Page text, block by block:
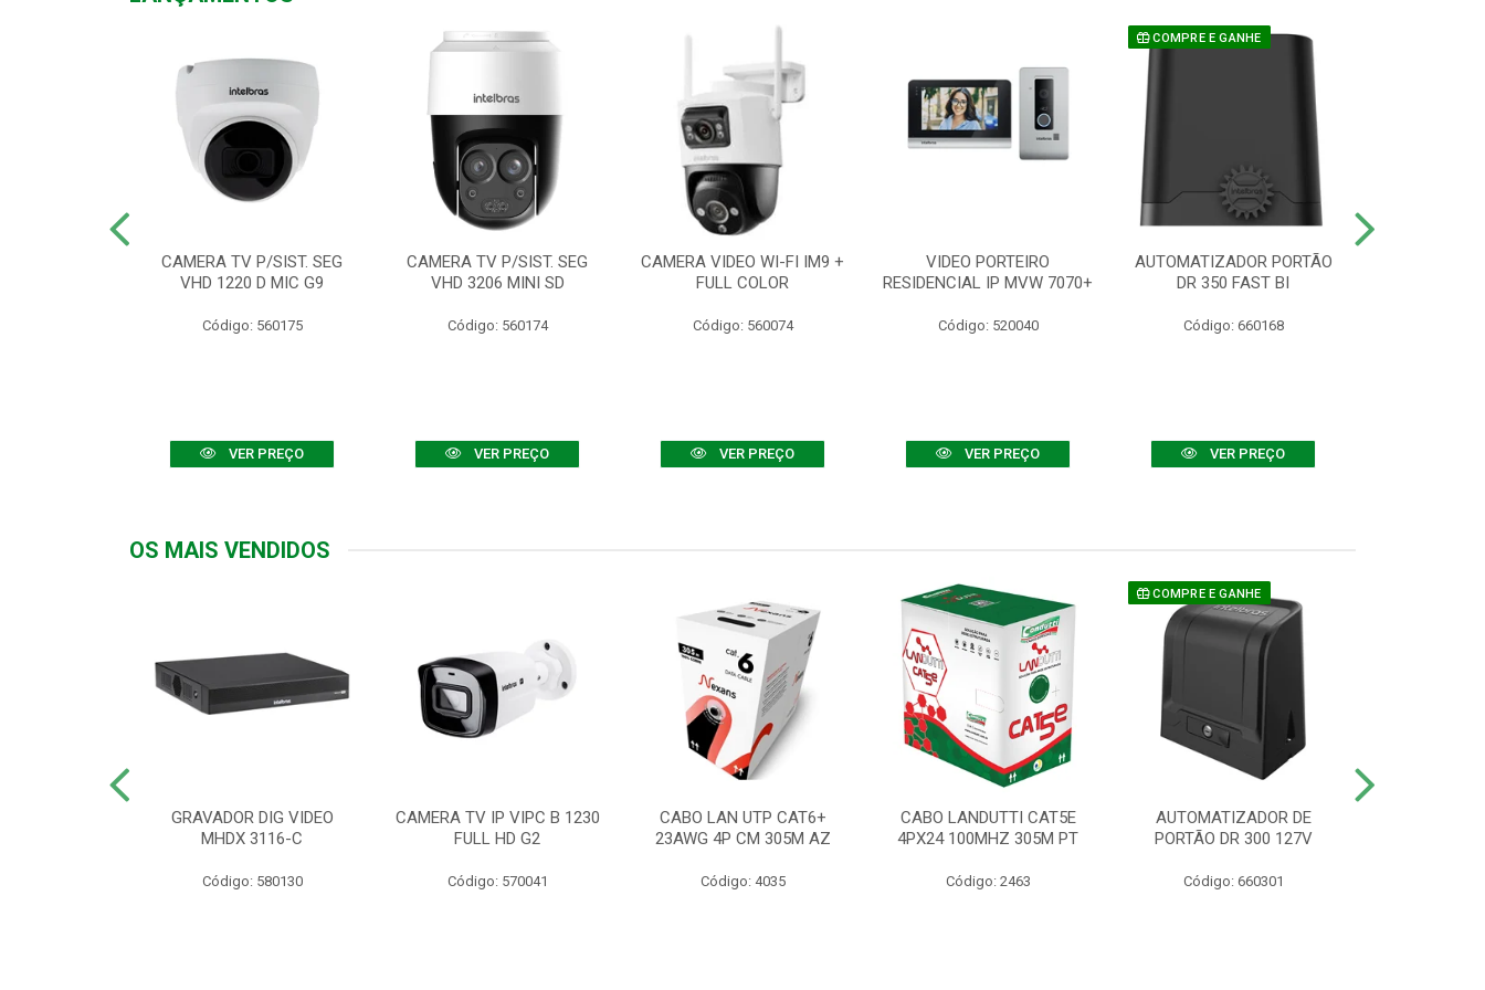
CAMERA TV P/SIST. SEG
VHD 1220 D MIC G9
Código: 560175
VER PREÇO
CAMERA TV P/SIST. SEG
VHD 3206 MINI SD
Código: 560174
VER PREÇO
CAMERA VIDEO WI-FI IM9 +
FULL COLOR
Código: 560074
VER PREÇO
VIDEO PORTEIRO
RESIDENCIAL IP MVW 7070+
Código: 520040
VER PREÇO
COMPRE E GANHE
AUTOMATIZADOR PORTÃO
DR 350 FAST BI
Código: 660168
VER PREÇO
OS MAIS VENDIDOS
GRAVADOR DIG VIDEO
MHDX 3116-C
Código: 580130
CAMERA TV IP VIPC B 1230
FULL HD G2
Código: 570041
CABO LAN UTP CAT6+
23AWG 4P CM 305M AZ
Código: 4035
CABO LANDUTTI CAT5E
4PX24 100MHZ 305M PT
Código: 2463
COMPRE E GANHE
AUTOMATIZADOR DE
PORTÃO DR 300 127V
Código: 660301